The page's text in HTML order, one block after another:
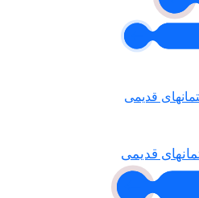
قدیمی